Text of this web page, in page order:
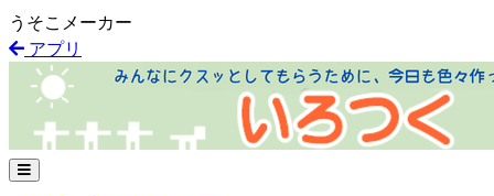
うそこメーカー
アプリ